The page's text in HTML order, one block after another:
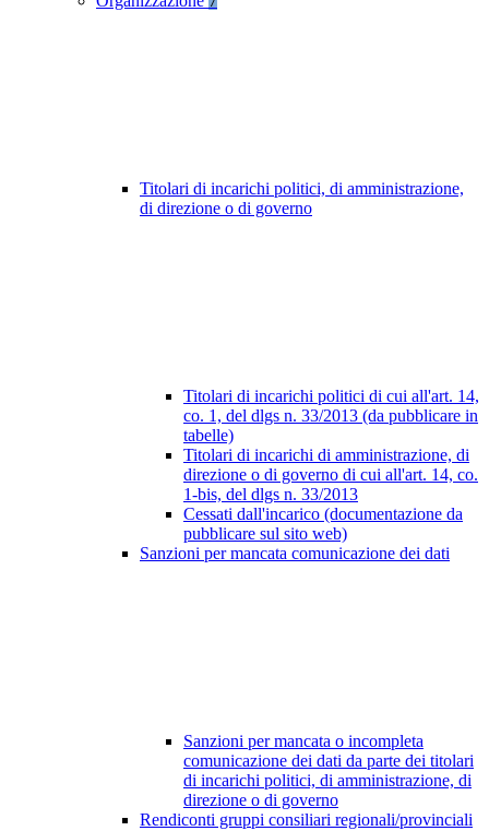
Titolari di incarichi politici, di amministrazione,
di direzione o di governo
Titolari di incarichi politici di cui all'art. 14,
co. 1, del dlgs n. 33/2013 (da pubblicare in
tabelle)
Titolari di incarichi di amministrazione, di
direzione o di governo di cui all'art. 14, co.
1-bis, del dlgs n. 33/2013
Cessati dall'incarico (documentazione da
pubblicare sul sito web)
Sanzioni per mancata comunicazione dei dati
Sanzioni per mancata o incompleta
comunicazione dei dati da parte dei titolari
di incarichi politici, di amministrazione, di
direzione o di governo
Rendiconti gruppi consiliari regionali/provinciali